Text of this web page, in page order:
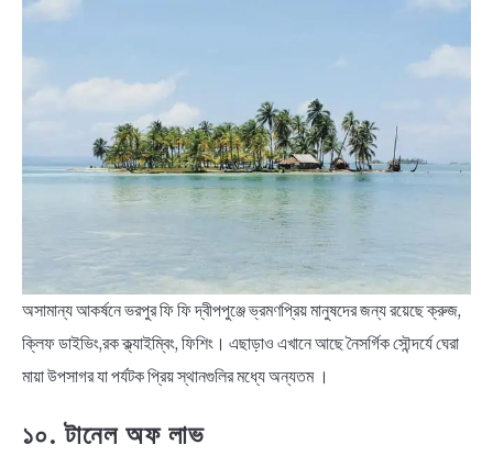
অসামান্য আকর্ষনে ভরপুর ফি ফি দ্বীপপুঞ্জে ভ্রমণপ্রিয় মানুষদের জন্য রয়েছে ক্রুজ,
ক্লিফ ডাইভিং,রক ক্ল্যাইম্বিং, ফিশিং। এছাড়াও এখানে আছে নৈসর্গিক সৌন্দর্যে ঘেরা
মায়া উপসাগর যা পর্যটক প্রিয় স্থানগুলির মধ্যে অন্যতম ।
১০. টানেল অফ লাভ